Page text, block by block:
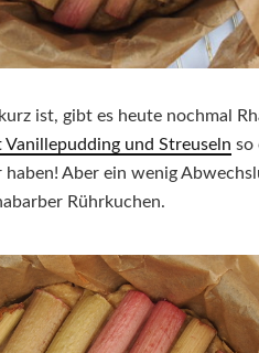
ist, gibt es heute nochmal
Vanillepudding und Streuseln so
Aber ein wenig
Rührkuchen.